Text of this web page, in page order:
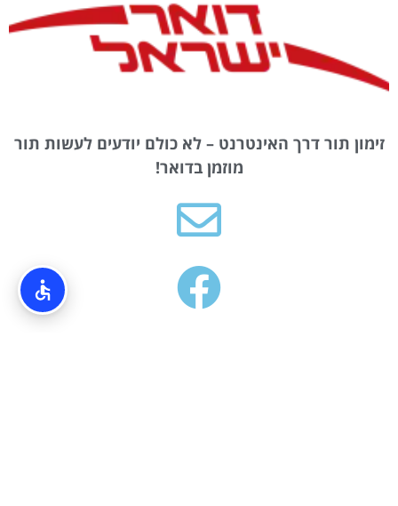
זימון תור דרך האינטרנט – לא כולם יודעים לעשות תור
מוזמן בדואר!